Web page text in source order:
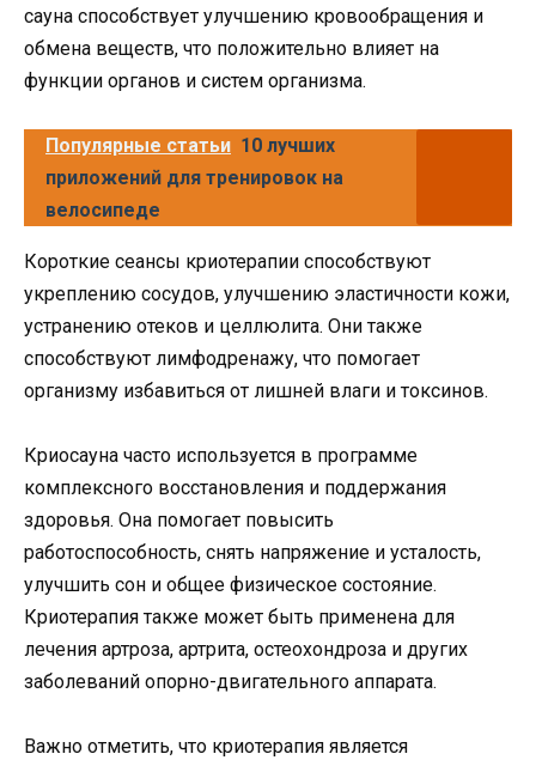
сауна способствует улучшению кровообращения и
обмена веществ, что положительно влияет на
функции органов и систем организма.
Популярные статьи 10 лучших
приложений для тренировок на
велосипеде
Короткие сеансы криотерапии способствуют
укреплению сосудов, улучшению эластичности кожи,
устранению отеков и целлюлита. Они также
способствуют лимфодренажу, что помогает
организму избавиться от лишней влаги и токсинов.
Криосауна часто используется в программе
комплексного восстановления и поддержания
здоровья. Она помогает повысить
работоспособность, снять напряжение и усталость,
улучшить сон и общее физическое состояние.
Криотерапия также может быть применена для
лечения артроза, артрита, остеохондроза и других
заболеваний опорно-двигательного аппарата.
Важно отметить, что криотерапия является